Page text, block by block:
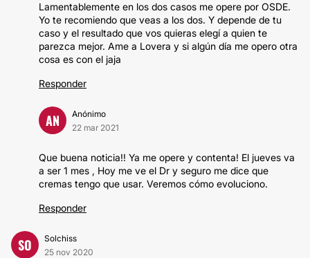
Lamentablemente en los dos casos me opere por OSDE.
Yo te recomiendo que veas a los dos. Y depende de tu
caso y el resultado que vos quieras elegí a quien te
parezca mejor. Ame a Lovera y si algún día me opero otra
cosa es con el jaja
Responder
AN
Anónimo
22 mar 2021
Que buena noticia!! Ya me opere y contenta! El jueves va
a ser 1 mes , Hoy me ve el Dr y seguro me dice que
cremas tengo que usar. Veremos cómo evoluciono.
Responder
SO
Solchiss
25 nov 2020